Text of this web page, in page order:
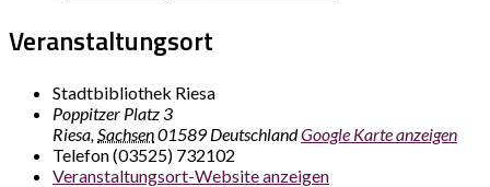
Veranstaltungsort
Stadtbibliothek Riesa
Poppitzer Platz 3
Riesa,Sachsen01589 DeutschlandGoogle Karte anzeigen
Telefon(03525) 732102
Veranstaltungsort-Website anzeigen